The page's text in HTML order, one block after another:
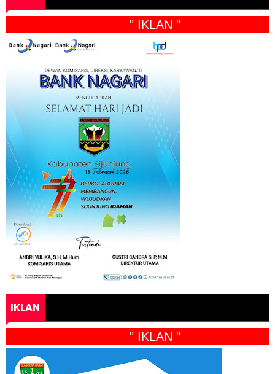
" IKLAN "
IKLAN
" IKLAN "